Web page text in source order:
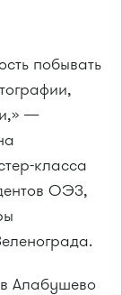
побывать
—
класса
ОЭЗ,
Алабушево